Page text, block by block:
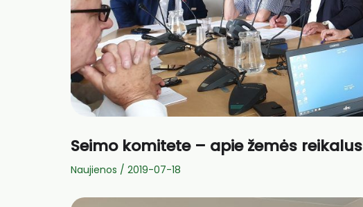
Seimo komitete – apie žemės reikalus
Naujienos / 2019-07-18